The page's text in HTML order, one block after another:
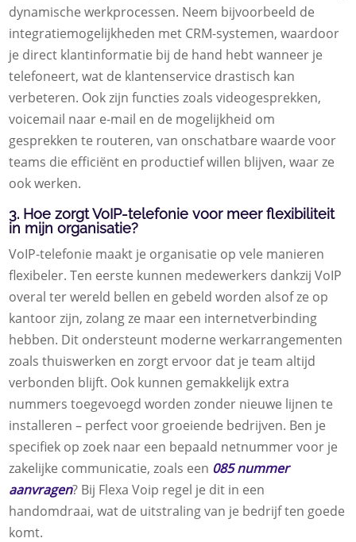
dynamische werkprocessen. Neem bijvoorbeeld de
integratiemogelijkheden met CRM-systemen, waardoor
je direct klantinformatie bij de hand hebt wanneer je
telefoneert, wat de klantenservice drastisch kan
verbeteren. Ook zijn functies zoals videogesprekken,
voicemail naar e-mail en de mogelijkheid om
gesprekken te routeren, van onschatbare waarde voor
teams die efficiënt en productief willen blijven, waar ze
ook werken.
3. Hoe zorgt VoIP-telefonie voor meer flexibiliteit
in mijn organisatie?
VoIP-telefonie maakt je organisatie op vele manieren
flexibeler. Ten eerste kunnen medewerkers dankzij VoIP
overal ter wereld bellen en gebeld worden alsof ze op
kantoor zijn, zolang ze maar een internetverbinding
hebben. Dit ondersteunt moderne werkarrangementen
zoals thuiswerken en zorgt ervoor dat je team altijd
verbonden blijft. Ook kunnen gemakkelijk extra
nummers toegevoegd worden zonder nieuwe lijnen te
installeren – perfect voor groeiende bedrijven. Ben je
specifiek op zoek naar een bepaald netnummer voor je
zakelijke communicatie, zoals een 085 nummer
aanvragen? Bij Flexa Voip regel je dit in een
handomdraai, wat de uitstraling van je bedrijf ten goede
komt.